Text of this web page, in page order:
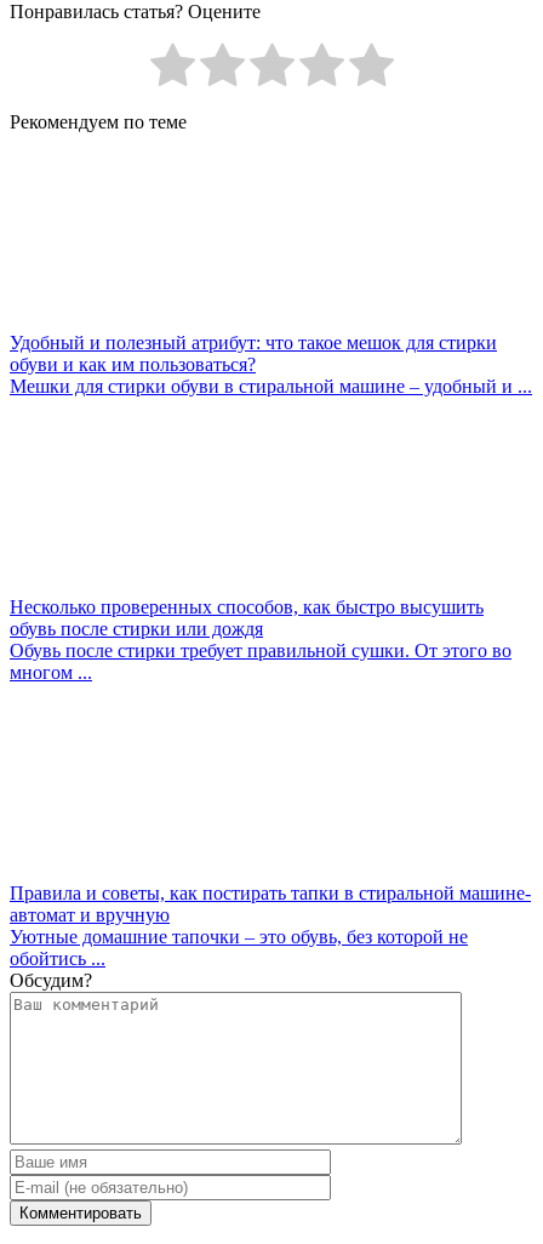
Понравилась статья? Оцените
Рекомендуем по теме
Удобный и полезный атрибут: что такое мешок для стирки
обуви и как им пользоваться?
Мешки для стирки обуви в стиральной машине – удобный и ...
Несколько проверенных способов, как быстро высушить
обувь после стирки или дождя
Обувь после стирки требует правильной сушки. От этого во
многом ...
Правила и советы, как постирать тапки в стиральной машине-
автомат и вручную
Уютные домашние тапочки – это обувь, без которой не
обойтись ...
Обсудим?